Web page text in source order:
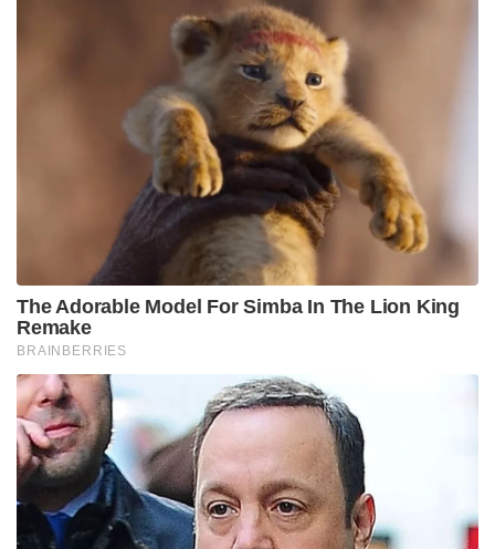
രക്ഷാപ്രവർത്തനം പുരോഗമിക്കുകയാണ്. ഇതുവരെ
100 പേരെ സൈന്യം കണ്ടെത്തിയിട്ടുണ്ട്. പാങ്ങോട്
നിന്നടക്കം കൂടുതൽ സൈന്യം മുണ്ടക്കൈയിലേയ്ക്ക്
എത്തിക്കൊണ്ടിരിക്കുകയാണ്.
George Kurian wayanad landslide